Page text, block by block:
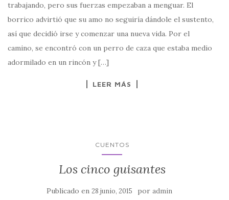
trabajando, pero sus fuerzas empezaban a menguar. El
borrico advirtió que su amo no seguiría dándole el sustento,
así que decidió irse y comenzar una nueva vida. Por el
camino, se encontró con un perro de caza que estaba medio
adormilado en un rincón y […]
LEER MÁS
CUENTOS
Los cinco guisantes
Publicado en 28 junio, 2015 por admin